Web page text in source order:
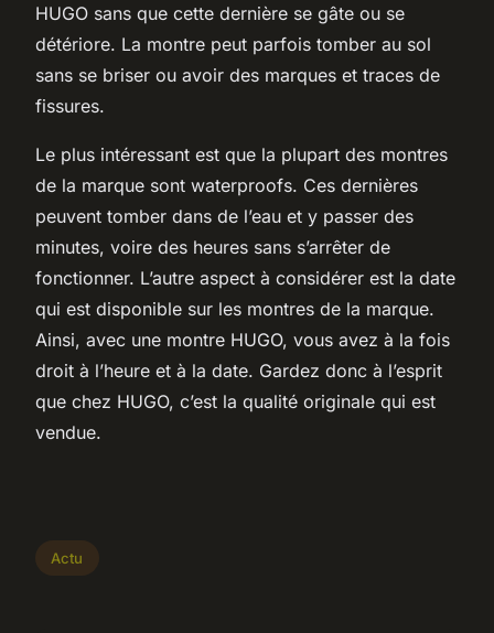
HUGO sans que cette dernière se gâte ou se
détériore. La montre peut parfois tomber au sol
sans se briser ou avoir des marques et traces de
fissures.
Le plus intéressant est que la plupart des montres
de la marque sont waterproofs. Ces dernières
peuvent tomber dans de l’eau et y passer des
minutes, voire des heures sans s’arrêter de
fonctionner. L’autre aspect à considérer est la date
qui est disponible sur les montres de la marque.
Ainsi, avec une montre HUGO, vous avez à la fois
droit à l’heure et à la date. Gardez donc à l’esprit
que chez HUGO, c’est la qualité originale qui est
vendue.
Actu